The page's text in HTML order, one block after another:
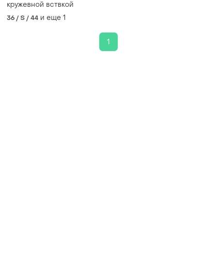
кружевной вствкой
36 / S / 44 и еще 1
1